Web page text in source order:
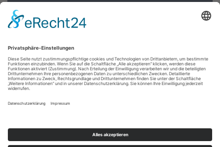
Blog zur Welt
Verlag | Edition
Leitbild
SERVICE
Buchempfehlungen
Newsletter
Medienlinks